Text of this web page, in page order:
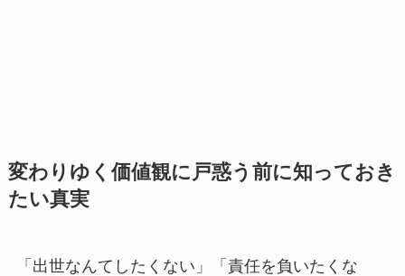
変わりゆく価値観に戸惑う前に知っておき
たい真実
「出世なんてしたくない」「責任を負いたくな